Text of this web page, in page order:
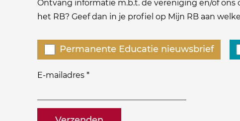
Ontvang informatie m.b.t. de vereniging en/of ons
het RB? Geef dan in je profiel op Mijn RB aan
E-mailadres *
naam@bedrijf.nl
Welke
nieuwsbrieven
zou
willen
ontvangen?
Permanente Educatie nieuwsbrief